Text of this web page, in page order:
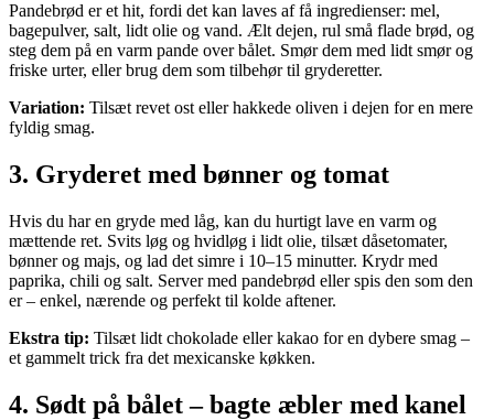
Pandebrød er et hit, fordi det kan laves af få ingredienser: mel,
bagepulver, salt, lidt olie og vand. Ælt dejen, rul små flade brød, og
steg dem på en varm pande over bålet. Smør dem med lidt smør og
friske urter, eller brug dem som tilbehør til gryderetter.
Variation: Tilsæt revet ost eller hakkede oliven i dejen for en mere
fyldig smag.
3. Gryderet med bønner og tomat
Hvis du har en gryde med låg, kan du hurtigt lave en varm og
mættende ret. Svits løg og hvidløg i lidt olie, tilsæt dåsetomater,
bønner og majs, og lad det simre i 10–15 minutter. Krydr med
paprika, chili og salt. Server med pandebrød eller spis den som den
er – enkel, nærende og perfekt til kolde aftener.
Ekstra tip: Tilsæt lidt chokolade eller kakao for en dybere smag –
et gammelt trick fra det mexicanske køkken.
4. Sødt på bålet – bagte æbler med kanel